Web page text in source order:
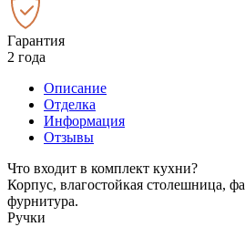
Гарантия
2 года
Описание
Отделка
Информация
Отзывы
Что входит в комплект кухни?
Корпус, влагостойкая столешница,
фурнитура.
Ручки